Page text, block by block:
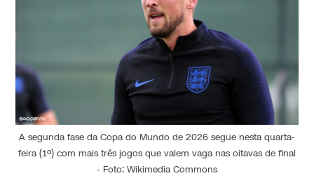
A segunda fase da Copa do Mundo de 2026 segue nesta quarta-
feira (1º) com mais três jogos que valem vaga nas oitavas de final
- Foto: Wikimedia Commons